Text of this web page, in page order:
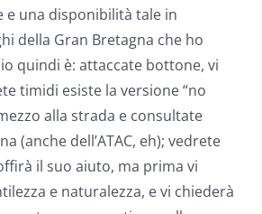
una disponibilità tale in
della Gran Bretagna che ho
quindi è: attaccate bottone, vi
timidi esiste la versione “no
alla strada e consultate
(anche dell’ATAC, eh); vedrete
il suo aiuto, ma prima vi
e naturalezza, e vi chiederà